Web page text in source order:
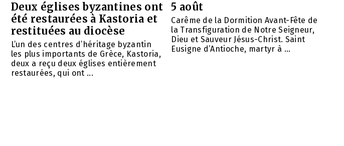
Deux églises byzantines ont
été restaurées à Kastoria et
restituées au diocèse
L’un des centres d’héritage byzantin
les plus importants de Grèce, Kastoria,
deux a reçu deux églises entièrement
restaurées, qui ont ...
5 août
Carême de la Dormition Avant-Fête de
la Transfiguration de Notre Seigneur,
Dieu et Sauveur Jésus-Christ. Saint
Eusigne d’Antioche, martyr à ...